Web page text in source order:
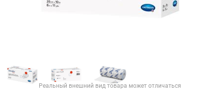
Реальный внешний вид товара может отличаться